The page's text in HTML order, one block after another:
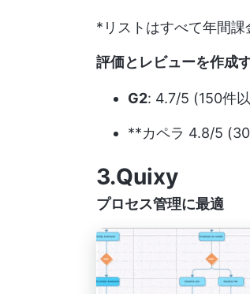
*リストはすべて年間課
評価とレビューを作成
G2: 4.7/5 (150件
**カペラ 4.8/5
3.Quixy
プロセス管理に最適